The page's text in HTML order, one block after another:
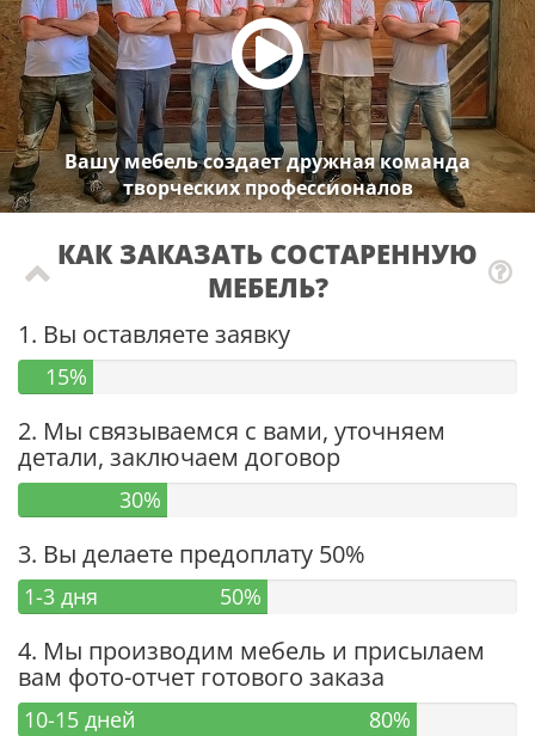
Вашу мебель создает дружная команда
творческих профессионалов
КАК ЗАКАЗАТЬ СОСТАРЕННУЮ
МЕБЕЛЬ?
1. Вы оставляете заявку
15%
2. Мы связываемся с вами, уточняем
детали, заключаем договор
30%
3. Вы делаете предоплату 50%
1-3 дня 50%
4. Мы производим мебель и присылаем
вам фото-отчет готового заказа
10-15 дней 80%